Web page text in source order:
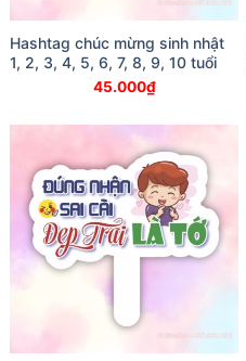
Hashtag chúc mừng sinh nhật
1, 2, 3, 4, 5, 6, 7, 8, 9, 10 tuổi
45.000₫